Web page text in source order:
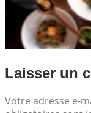
Laisser un
Votre adresse e-